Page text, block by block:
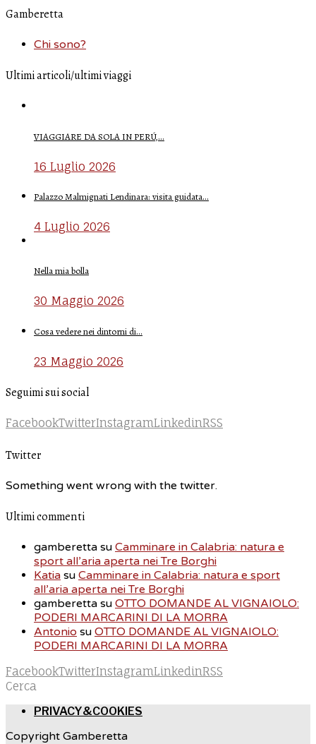
Gamberetta
Chi sono?
Ultimi articoli/ultimi viaggi
VIAGGIARE DA SOLA IN PERÚ,…
16 Luglio 2026
Palazzo Malmignati Lendinara: visita guidata…
4 Luglio 2026
Nella mia bolla
30 Maggio 2026
Cosa vedere nei dintorni di…
23 Maggio 2026
Seguimi sui social
FacebookTwitterInstagramLinkedinRSS
Twitter
Something went wrong with the twitter.
Ultimi commenti
gamberetta su Camminare in Calabria: natura e
sport all’aria aperta nei Tre Borghi
Katia su Camminare in Calabria: natura e sport
all’aria aperta nei Tre Borghi
gamberetta su OTTO DOMANDE AL VIGNAIOLO:
PODERI MARCARINI DI LA MORRA
Antonio su OTTO DOMANDE AL VIGNAIOLO:
PODERI MARCARINI DI LA MORRA
FacebookTwitterInstagramLinkedinRSS
Cerca
PRIVACY&COOKIES
Copyright Gamberetta